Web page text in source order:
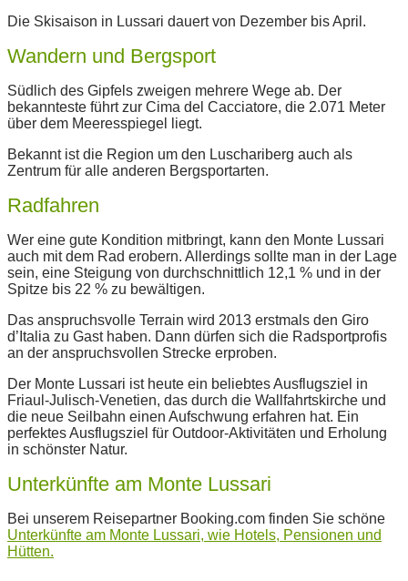
Die Skisaison in Lussari dauert von Dezember bis April.
Wandern und Bergsport
Südlich des Gipfels zweigen mehrere Wege ab. Der
bekannteste führt zur Cima del Cacciatore, die 2.071 Meter
über dem Meeresspiegel liegt.
Bekannt ist die Region um den Luschariberg auch als
Zentrum für alle anderen Bergsportarten.
Radfahren
Wer eine gute Kondition mitbringt, kann den Monte Lussari
auch mit dem Rad erobern. Allerdings sollte man in der Lage
sein, eine Steigung von durchschnittlich 12,1 % und in der
Spitze bis 22 % zu bewältigen.
Das anspruchsvolle Terrain wird 2013 erstmals den Giro
d’Italia zu Gast haben. Dann dürfen sich die Radsportprofis
an der anspruchsvollen Strecke erproben.
Der Monte Lussari ist heute ein beliebtes Ausflugsziel in
Friaul-Julisch-Venetien, das durch die Wallfahrtskirche und
die neue Seilbahn einen Aufschwung erfahren hat. Ein
perfektes Ausflugsziel für Outdoor-Aktivitäten und Erholung
in schönster Natur.
Unterkünfte am Monte Lussari
Bei unserem Reisepartner Booking.com finden Sie schöne
Unterkünfte am Monte Lussari, wie Hotels, Pensionen und
Hütten.